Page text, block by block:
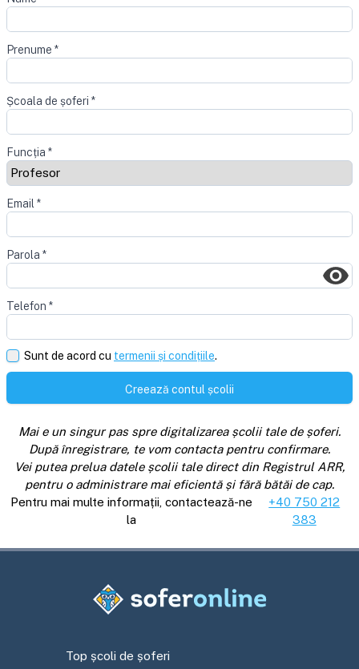
Prenume *
Școala de șoferi *
Funcția *
Email *
Parola *
Telefon *
Sunt de acord cu termenii și condițiile.
Creează contul școlii
Mai e un singur pas spre digitalizarea școlii tale de șoferi.
După înregistrare, te vom contacta pentru confirmare.
Vei putea prelua datele școlii tale direct din Registrul ARR,
pentru o administrare mai eficientă și fără bătăi de cap.
Pentru mai multe informații, contactează-ne
la
+40 750 212
383
Top școli de șoferi